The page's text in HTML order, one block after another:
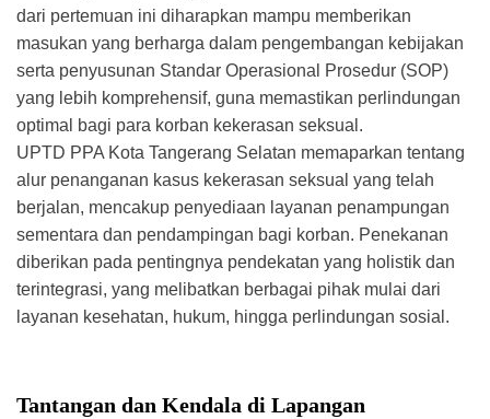
dari pertemuan ini diharapkan mampu memberikan
masukan yang berharga dalam pengembangan kebijakan
serta penyusunan Standar Operasional Prosedur (SOP)
yang lebih komprehensif, guna memastikan perlindungan
optimal bagi para korban kekerasan seksual.
UPTD PPA Kota Tangerang Selatan memaparkan tentang
alur penanganan kasus kekerasan seksual yang telah
berjalan, mencakup penyediaan layanan penampungan
sementara dan pendampingan bagi korban. Penekanan
diberikan pada pentingnya pendekatan yang holistik dan
terintegrasi, yang melibatkan berbagai pihak mulai dari
layanan kesehatan, hukum, hingga perlindungan sosial.
Tantangan dan Kendala di Lapangan